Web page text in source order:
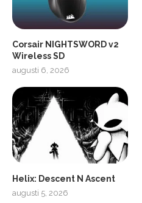
Corsair NIGHTSWORD v2
Wireless SD
augusti 6, 2026
Helix: Descent N Ascent
augusti 5, 2026